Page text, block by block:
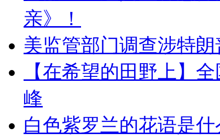
亲》！
美监管部门调查涉特
【在希望的田野上】
峰
白色紫罗兰的花语是